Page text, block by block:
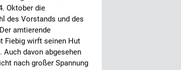
Oktober die
des Vorstands und des
amtierende
Fiebig wirft seinen Hut
Auch davon abgesehen
nach großer Spannung